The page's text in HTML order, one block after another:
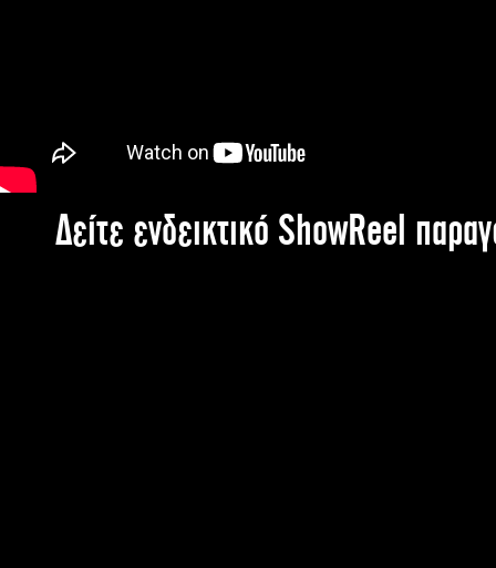
Δείτε ενδεικτικό ShowReel